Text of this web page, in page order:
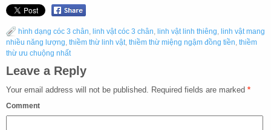
hình dạng cóc 3 chân linh vật cóc 3 chân linh vật linh thiêng linh vật mang
nhiều năng lượng thiềm thừ linh vật thiềm thừ miệng ngậm đồng tiền thiềm
thừ ưu chuộng nhất
Leave a Reply
Your email address will not be published. Required fields are marked *
Comment